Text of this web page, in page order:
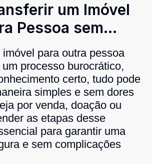
um Imóvel
Pessoa sem
para outra pessoa
processo burocrático,
certo, tudo pode
simples e sem dores
por venda, doação ou
as etapas desse
para garantir uma
e sem complicações